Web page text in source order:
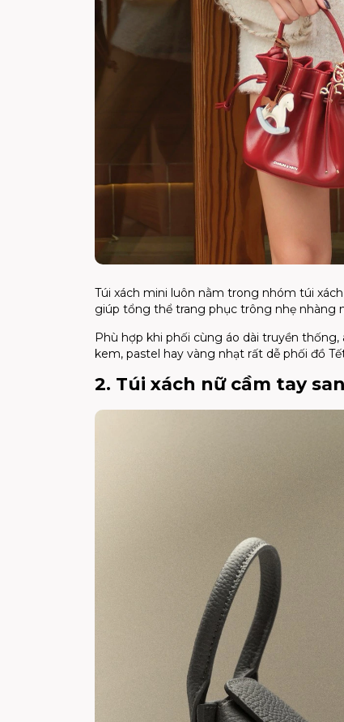
Túi xách mini luôn nằm trong nhóm túi
giúp tổng thể trang phục trông nhẹ nhàng
Phù hợp khi phối cùng áo dài truyền thống,
kem, pastel hay vàng nhạt rất dễ phối đồ
2. Túi xách nữ cầm tay